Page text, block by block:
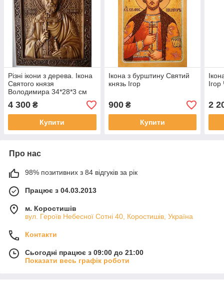
Різні ікони з дерева. Ікона
Святого князя
Володимира 34*28*3 см
4 300 ₴
Купити
Ікона з бурштину Святий
князь Ігор
900₴
Купити
2
Про нас
98% позитивних з 84 відгуків за рік
Працює з 04.03.2013
м. Коростишів
вул. Героїв Небесної Сотні 40, Коростишів, Україна
Контакти
Сьогодні працює з 09:00 до 21:00
Показати весь графік роботи